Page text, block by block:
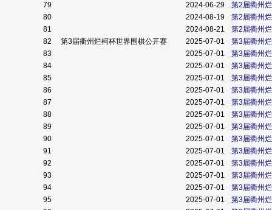
79
2024-06-29
第2届衢州
80
2024-08-19
第2届衢州
81
2024-08-21
第2届衢州
82
第3届衢州烂柯杯世界围棋公开赛 2025-07-01
第3届衢州
83
2025-07-01
第3届衢州
84
2025-07-01
第3届衢州
85
2025-07-01
第3届衢州
86
2025-07-01
第3届衢州
87
2025-07-01
第3届衢州
88
2025-07-01
第3届衢州
89
2025-07-01
第3届衢州
90
2025-07-01
第3届衢州
91
2025-07-01
第3届衢州
92
2025-07-01
第3届衢州
93
2025-07-01
第3届衢州
94
2025-07-01
第3届衢州
95
2025-07-01
第3届衢州